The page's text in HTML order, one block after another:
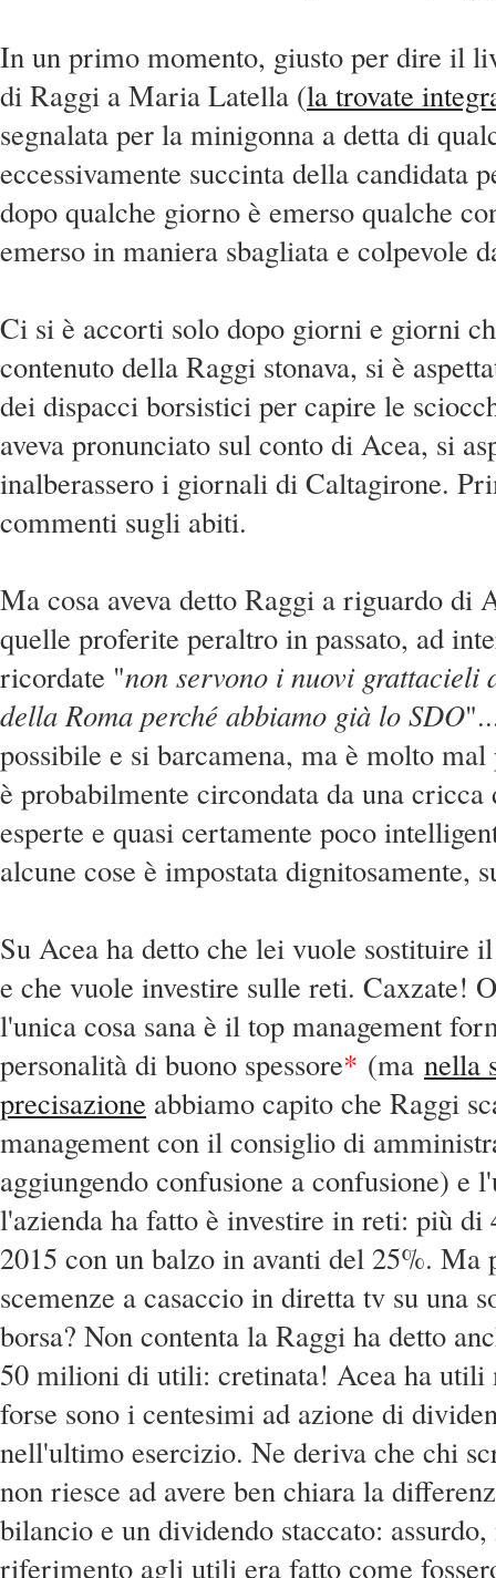
In un primo momento, giusto per dire il
di Raggi a Maria Latella (la trovate
segnalata per la minigonna a detta di
eccessivamente succinta della candidata
dopo qualche giorno è emerso qualche
emerso in maniera sbagliata e colpevole
Ci si è accorti solo dopo giorni e giorni
contenuto della Raggi stonava, si è
dei dispacci borsistici per capire le
aveva pronunciato sul conto di Acea, si
inalberassero i giornali di Caltagirone.
commenti sugli abiti.
Ma cosa aveva detto Raggi a riguardo di
quelle proferite peraltro in passato, ad
ricordate "non servono i nuovi grattacieli
della Roma perché abbiamo già lo SDO
possibile e si barcamena, ma è molto
è probabilmente circondata da una cricca
esperte e quasi certamente poco
alcune cose è impostata dignitosamente,
Su Acea ha detto che lei vuole sostituire
e che vuole investire sulle reti. Caxzate!
l'unica cosa sana è il top management
personalità di buono spessore* (ma nella
precisazione abbiamo capito che Raggi
management con il consiglio di
aggiungendo confusione a confusione) e
l'azienda ha fatto è investire in reti: più
2015 con un balzo in avanti del 25%. Ma
scemenze a casaccio in diretta tv su una
borsa? Non contenta la Raggi ha detto
50 milioni di utili: cretinata! Acea ha
forse sono i centesimi ad azione di
nell'ultimo esercizio. Ne deriva che chi
non riesce ad avere ben chiara la
bilancio e un dividendo staccato:
riferimento agli utili era fatto come